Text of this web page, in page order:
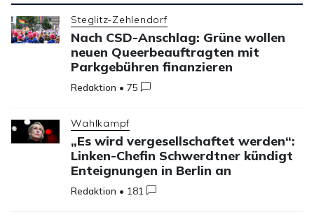
Steglitz-Zehlendorf
Nach CSD-Anschlag: Grüne wollen
neuen Queerbeauftragten mit
Parkgebühren finanzieren
Redaktion •75
Wahlkampf
„Es wird vergesellschaftet werden“:
Linken-Chefin Schwerdtner kündigt
Enteignungen in Berlin an
Redaktion • 181